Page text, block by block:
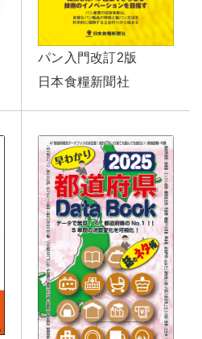
パン入門改訂2版
日本食糧新聞社